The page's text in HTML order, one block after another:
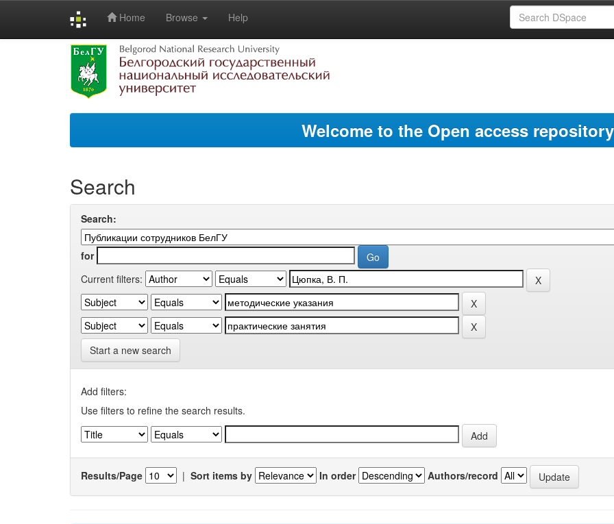
Home Browse Help
Welcome to the Open access
Search
Search:
for
Current filters:
Start a new search
Add filters:
Use filters to refine the search results.
Results/Page | Sort items by In order Authors/record